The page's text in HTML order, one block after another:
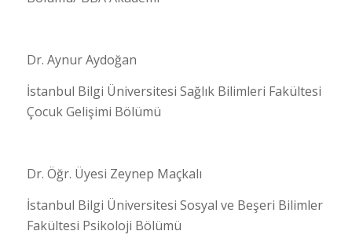
Dr. Aynur Aydoğan
İstanbul Bilgi Üniversitesi Sağlık Bilimleri Fakültesi
Çocuk Gelişimi Bölümü
Dr. Öğr. Üyesi Zeynep Maçkalı
İstanbul Bilgi Üniversitesi Sosyal ve Beşeri Bilimler
Fakültesi Psikoloji Bölümü